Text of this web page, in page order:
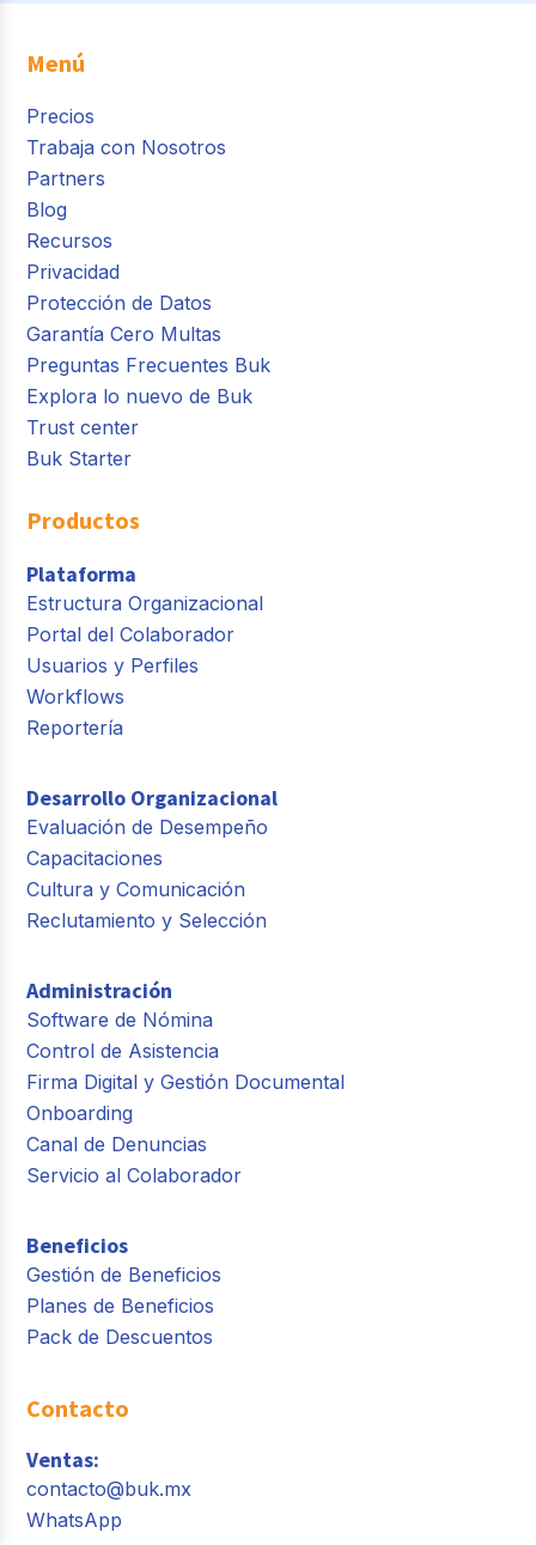
Menú
Precios
Trabaja con Nosotros
Partners
Blog
Recursos
Privacidad
Protección de Datos
Garantía Cero Multas
Preguntas Frecuentes Buk
Explora lo nuevo de Buk
Trust center
Buk Starter
Productos
Plataforma
Estructura Organizacional
Portal del Colaborador
Usuarios y Perfiles
Workflows
Reportería
Desarrollo Organizacional
Evaluación de Desempeño
Capacitaciones
Cultura y Comunicación
Reclutamiento y Selección
Administración
Software de Nómina
Control de Asistencia
Firma Digital y Gestión Documental
Onboarding
Canal de Denuncias
Servicio al Colaborador
Beneficios
Gestión de Beneficios
Planes de Beneficios
Pack de Descuentos
Contacto
Ventas:
contacto@buk.mx
WhatsApp